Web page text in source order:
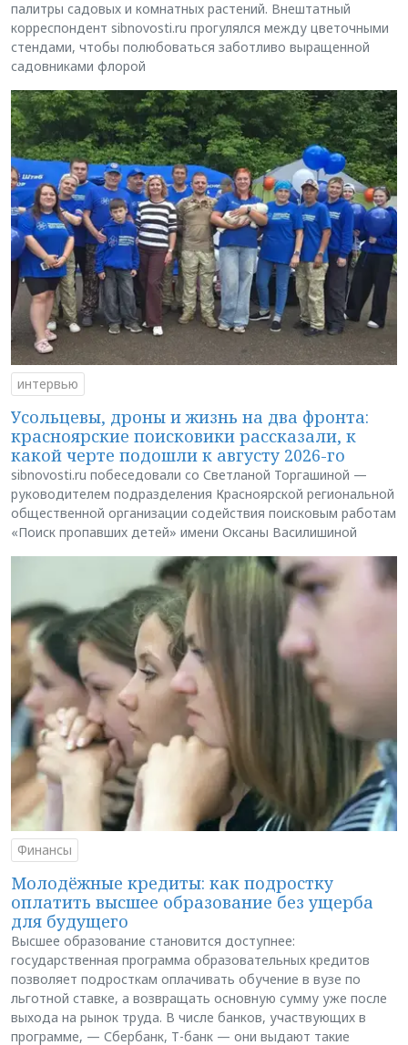
палитры садовых и комнатных растений. Внештатный
корреспондент sibnovosti.ru прогулялся между цветочными
стендами, чтобы полюбоваться заботливо выращенной
садовниками флорой
интервью
Усольцевы, дроны и жизнь на два фронта:
красноярские поисковики рассказали, к
какой черте подошли к августу 2026-го
sibnovosti.ru побеседовали со Светланой Торгашиной —
руководителем подразделения Красноярской региональной
общественной организации содействия поисковым работам
«Поиск пропавших детей» имени Оксаны Василишиной
Финансы
Молодёжные кредиты: как подростку
оплатить высшее образование без ущерба
для будущего
Высшее образование становится доступнее:
государственная программа образовательных кредитов
позволяет подросткам оплачивать обучение в вузе по
льготной ставке, а возвращать основную сумму уже после
выхода на рынок труда. В числе банков, участвующих в
программе, — Сбербанк, Т-банк — они выдают такие